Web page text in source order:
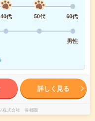
40代 50代
60代
男性
詳しく見る
株式会社 首都圏